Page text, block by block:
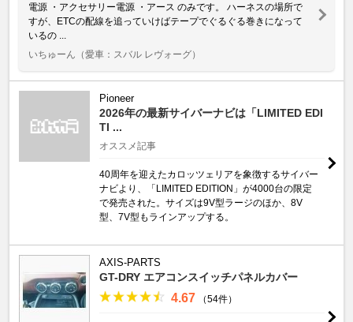
電源 ・アクセサリー電源 ・アース のみです。 ハーネスの場所で
すが、ETCの配線を追っていけばテープでぐるぐる巻きになって
いるの ...
いちゅーん （愛車：スバル レヴォーグ）
Pioneer
2026年の最新サイバーナビは「LIMITED EDI
TI ...
オススメ記事
40周年を迎えたカロッツェリアを象徴するサイバー
ナビより、「LIMITED EDITION」が4000台の限定
で発売された。サイズは9V型ラージのほか、8V
型、7V型もラインアップする。
AXIS-PARTS
GT-DRY エアコンスイッチパネルカバー
4.67 （54件）